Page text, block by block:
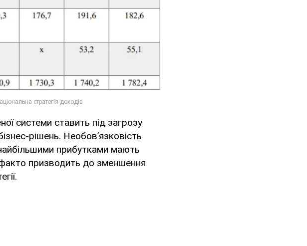
системи ставить під загрозу
рішень. Необов’язковість
прибутками мають
призводить до зменшення